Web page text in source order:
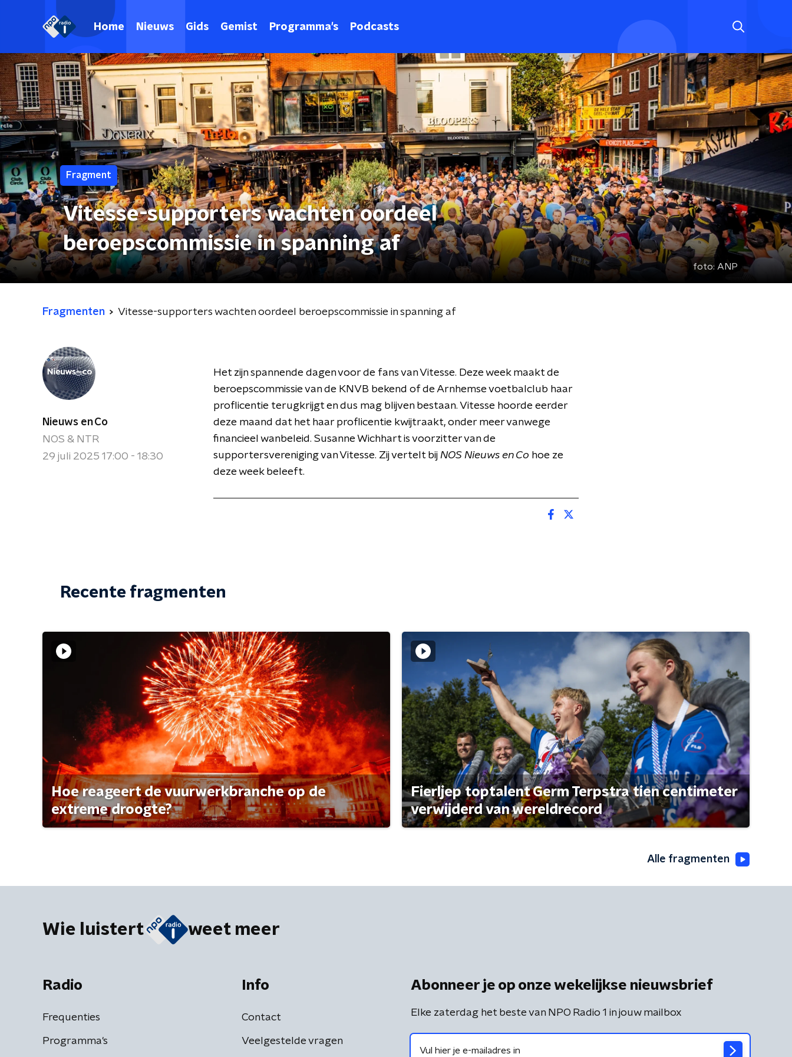
Home Nieuws Gids Gemist Programma's Podcasts
Fragment
Vitesse-supporters wachten oordeel
beroepscommissie in spanning af
foto: ANP
Fragmenten Vitesse-supporters wachten oordeel beroepscommissie in spanning af
Nieuws en Co
NOS & NTR
29 juli 2025 17:00 - 18:30
Het zijn spannende dagen voor de fans van Vitesse. Deze week maakt de
beroepscommissie van de KNVB bekend of de Arnhemse voetbalclub haar
proflicentie terugkrijgt en dus mag blijven bestaan. Vitesse hoorde eerder
deze maand dat het haar proflicentie kwijtraakt, onder meer vanwege
financieel wanbeleid. Susanne Wichhart is voorzitter van de
supportersvereniging van Vitesse. Zij vertelt bij NOS Nieuws en Co hoe ze
deze week beleeft.
Recente fragmenten
Hoe reageert de vuurwerkbranche op de
extreme droogte?
Fierljep toptalent Germ Terpstra tien centimeter
verwijderd van wereldrecord
Alle fragmenten
Wie luistert weet meer
Radio
Frequenties
Programma's
Info
Contact
Veelgestelde vragen
Abonneer je op onze wekelijkse nieuwsbrief
Elke zaterdag het beste van NPO Radio 1 in jouw mailbox